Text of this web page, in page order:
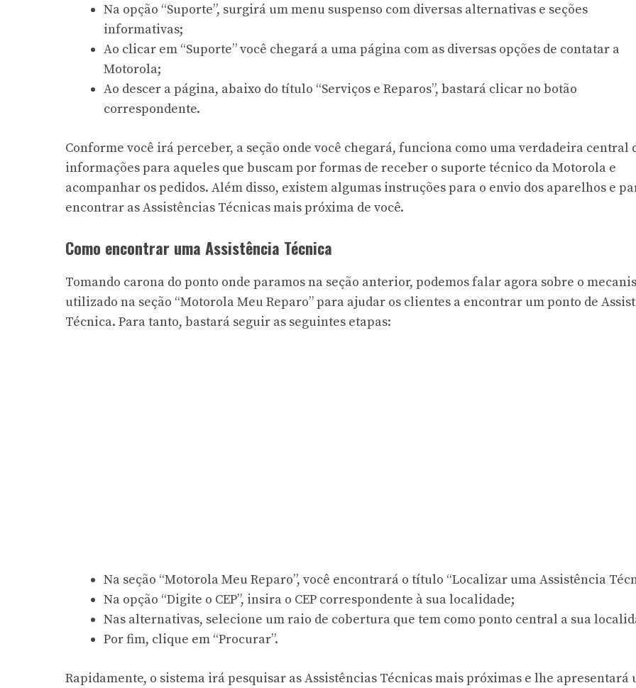
Na opção “Suporte”, surgirá um menu suspenso com diversas alternativas e seções
informativas;
Ao clicar em “Suporte” você chegará a uma página com as diversas opções de contatar a
Motorola;
Ao descer a página, abaixo do título “Serviços e Reparos”, bastará clicar no botão
correspondente.
Conforme você irá perceber, a seção onde você chegará, funciona como uma verdadeira central
informações para aqueles que buscam por formas de receber o suporte técnico da Motorola e
acompanhar os pedidos. Além disso, existem algumas instruções para o envio dos aparelhos e
encontrar as Assistências Técnicas mais próxima de você.
Como encontrar uma Assistência Técnica
Tomando carona do ponto onde paramos na seção anterior, podemos falar agora sobre o
utilizado na seção “Motorola Meu Reparo” para ajudar os clientes a encontrar um ponto de
Técnica. Para tanto, bastará seguir as seguintes etapas:
Na seção “Motorola Meu Reparo”, você encontrará o título “Localizar uma Assistência
Na opção “Digite o CEP”, insira o CEP correspondente à sua localidade;
Nas alternativas, selecione um raio de cobertura que tem como ponto central a sua
Por fim, clique em “Procurar”.
Rapidamente, o sistema irá pesquisar as Assistências Técnicas mais próximas e lhe apresentará